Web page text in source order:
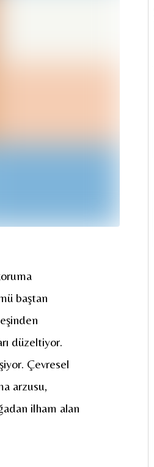
baştan
düzeltiyor.
Çevresel
arzusu,
ilham alan